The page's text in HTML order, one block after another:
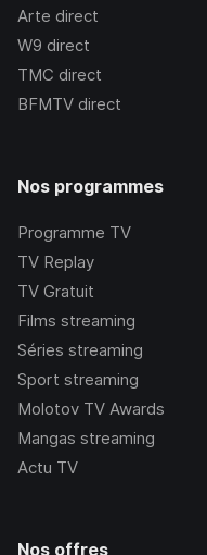
Arte direct
W9 direct
TMC direct
BFMTV direct
Nos programmes
Programme TV
TV Replay
TV Gratuit
Films streaming
Séries streaming
Sport streaming
Molotov TV Awards
Mangas streaming
Actu TV
Nos offres